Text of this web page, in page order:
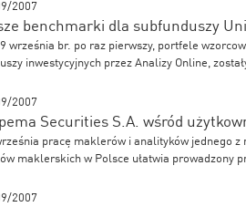
2007
benchmarki dla subfunduszy
września br. po raz pierwszy, portfele
inwestycyjnych przez Analizy Online,
2007
Securities S.A. wśród
pracę maklerów i analityków jednego
maklerskich w Polsce ułatwia prowadzony
2007